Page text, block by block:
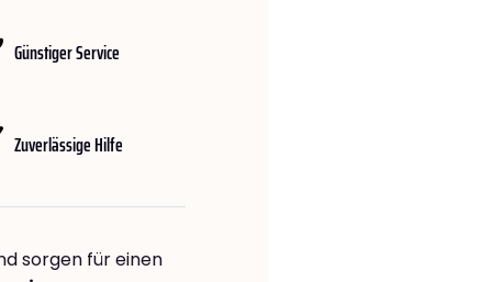
Günstiger Service
Zuverlässige Hilfe
sorgen für einen